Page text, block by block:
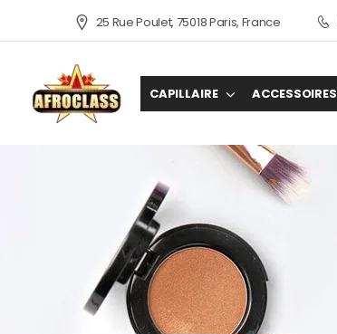
25 Rue Poulet, 75018 Paris, France
CAPILLAIRE ACCESSOIRES